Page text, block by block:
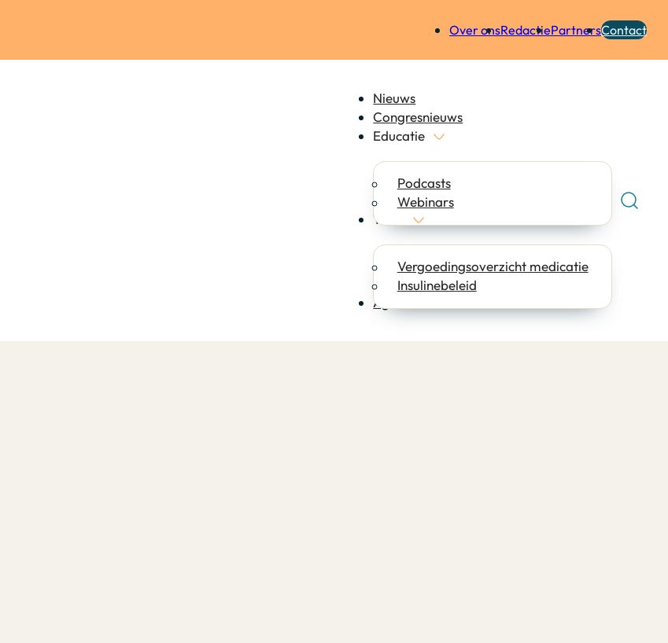
Over onsRedactiePartnersContact
Nieuws
Congresnieuws
Educatie
Podcasts
Webinars
Tools
Vergoedingsoverzicht medicatie
Insulinebeleid
Agenda